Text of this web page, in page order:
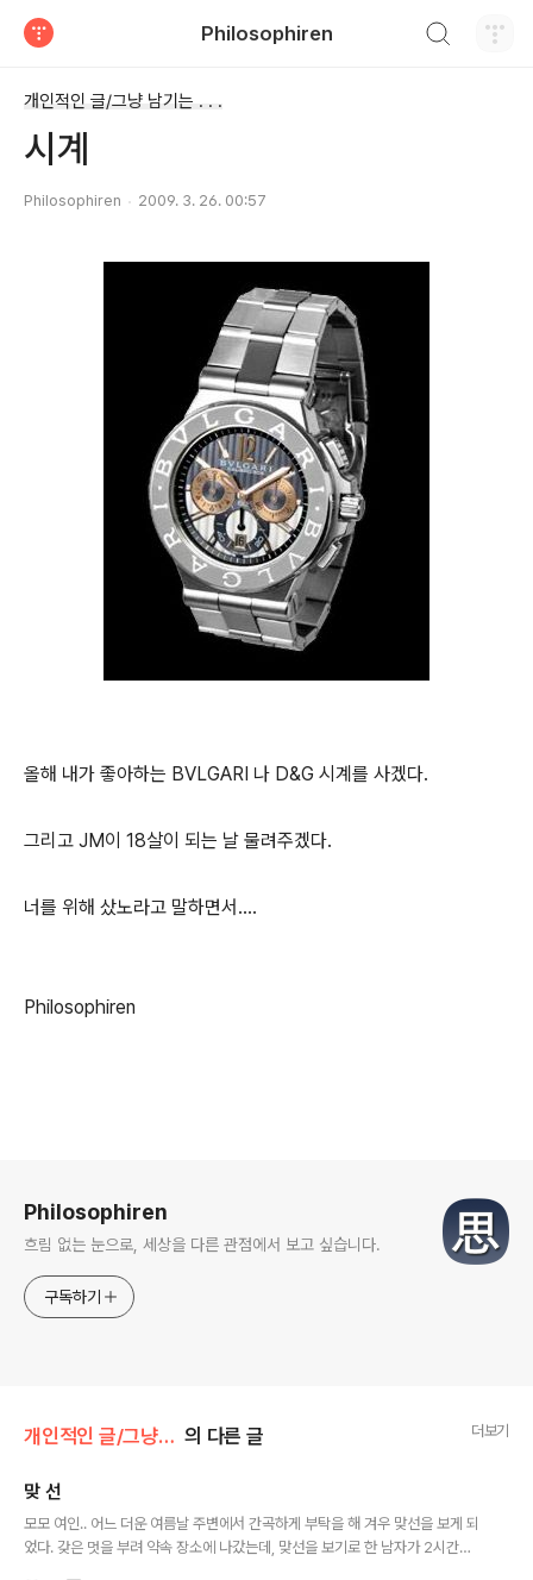
Philosophiren
개인적인 글/그냥 남기는 . . .
시계
Philosophiren 2009. 3. 26. 00:57
올해 내가 좋아하는 BVLGARI 나 D&G 시계를 사겠다.
그리고 JM이 18살이 되는 날 물려주겠다.
너를 위해 샀노라고 말하면서....
Philosophiren
Philosophiren
흐림 없는 눈으로, 세상을 다른 관점에서 보고 싶습니다.
구독하기
개인적인 글/그냥 남기는 . . . 의 다른 글 더보기
맞 선
모모 여인.. 어느 더운 여름날 주변에서 간곡하게 부탁을 해 겨우 맞선을 보게 되
었다. 갖은 멋을 부려 약속 장소에 나갔는데, 맞선을 보기로 한 남자가 2시간이